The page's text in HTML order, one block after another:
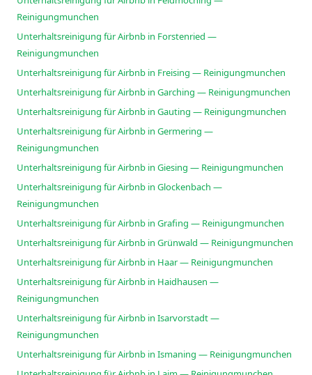
Reinigungmunchen
Unterhaltsreinigung für Airbnb in Forstenried —
Reinigungmunchen
Unterhaltsreinigung für Airbnb in Freising — Reinigungmunchen
Unterhaltsreinigung für Airbnb in Garching — Reinigungmunchen
Unterhaltsreinigung für Airbnb in Gauting — Reinigungmunchen
Unterhaltsreinigung für Airbnb in Germering —
Reinigungmunchen
Unterhaltsreinigung für Airbnb in Giesing — Reinigungmunchen
Unterhaltsreinigung für Airbnb in Glockenbach —
Reinigungmunchen
Unterhaltsreinigung für Airbnb in Grafing — Reinigungmunchen
Unterhaltsreinigung für Airbnb in Grünwald — Reinigungmunchen
Unterhaltsreinigung für Airbnb in Haar — Reinigungmunchen
Unterhaltsreinigung für Airbnb in Haidhausen —
Reinigungmunchen
Unterhaltsreinigung für Airbnb in Isarvorstadt —
Reinigungmunchen
Unterhaltsreinigung für Airbnb in Ismaning — Reinigungmunchen